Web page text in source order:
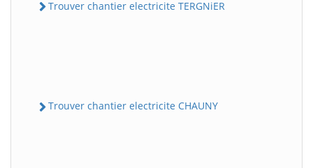
Trouver chantier electricite TERGNiER
Trouver chantier electricite CHAUNY